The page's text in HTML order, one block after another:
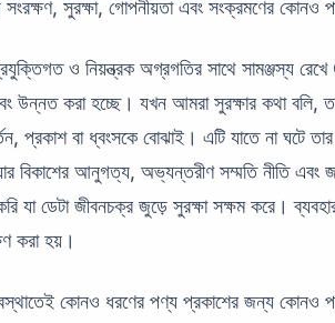
সংরক্ষণ, সুরক্ষা, গোপনীয়তা এবং সংক্রমণের
ও নিয়ন্ত্রক অগ্রগতির সাথে সামঞ্জস্য
উন্নত করা হচ্ছে। যখন আমরা সুরক্ষার কথা
প্রকাশ বা ধ্বংসকে বোঝাই। এটি যাতে না ঘটে
বিকাশের আনুগত্য, অভ্যন্তরীণ সম্মতি নীতি এবং
যা ডেটা জীবনচক্র জুড়ে সুরক্ষা সক্ষম করে।
করা হয়।
কোনও ধরণের পণ্য প্রকাশের জন্য কোনও